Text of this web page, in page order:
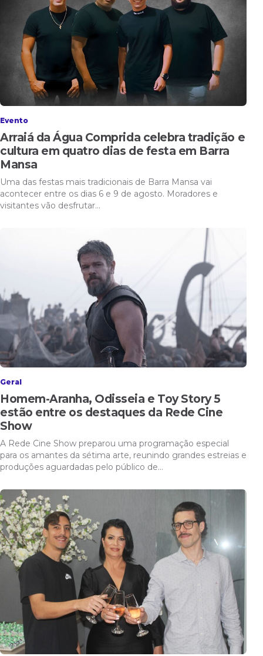
Evento
Arraiá da Água Comprida celebra tradição e
cultura em quatro dias de festa em Barra
Mansa
Uma das festas mais tradicionais de Barra Mansa vai
acontecer entre os dias 6 e 9 de agosto. Moradores e
visitantes vão desfrutar…
Geral
Homem-Aranha, Odisseia e Toy Story 5
estão entre os destaques da Rede Cine
Show
A Rede Cine Show preparou uma programação especial
para os amantes da sétima arte, reunindo grandes estreias e
produções aguardadas pelo público de…